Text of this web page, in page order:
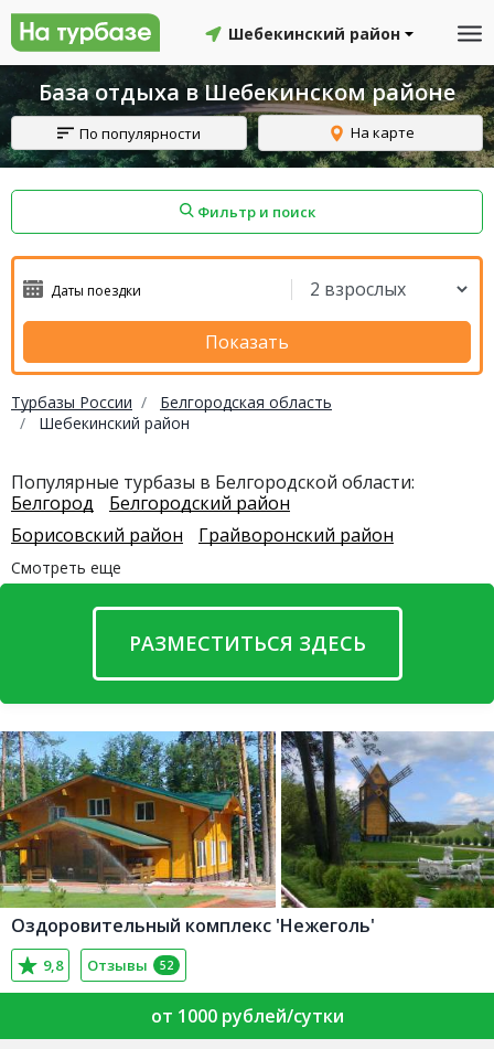
Шебекинский район
База отдыха в Шебекинском районе
По популярности На карте
Фильтр и поиск
Показать
Турбазы России
Белгородская область
Шебекинский район
Популярные турбазы в Белгородской области:
Белгород
Белгородский район
Борисовский район
Грайворонский район
Смотреть еще
РАЗМЕСТИТЬСЯ ЗДЕСЬ
Оздоровительный комплекс 'Нежеголь'
9,8 Отзывы 52
от 1000 рублей/сутки
Смоленский район Топчихинский район
Северодвинск Устьянский район